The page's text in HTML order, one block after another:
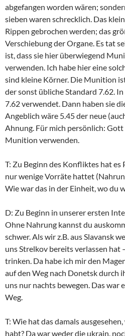
abgefangen worden wären;
sieben waren schrecklich. Das
Rippen gebrochen werden; das
Verschiebung der Organe. Es tat
ist, dass sie hier überwiegend
verwenden. Ich habe hier eine
sind kleine Körner. Die Munition
der sonst übliche Standard 7.62.
7.62 verwendet. Dann haben sie
Angeblich wäre 5.45 der neue
Ahnung. Für mich persönlich: Gott
Munition verwenden.
T: Zu Beginn des Konfliktes hat es
nur wenige Vorräte hattet
Wie war das in der Einheit, wo du
D: Zu Beginn in unserer ersten
Ohne Nahrung kannst du
schwer. Als wir z.B. aus Slavansk
uns Strelkov bereits verlassen hat
trinken. Da habe ich mir den
auf den Weg nach Donetsk durch
uns nur nachts bewegen. Das war
Weg.
T: Wie hat das damals
habt? Da war weder die ukrain.